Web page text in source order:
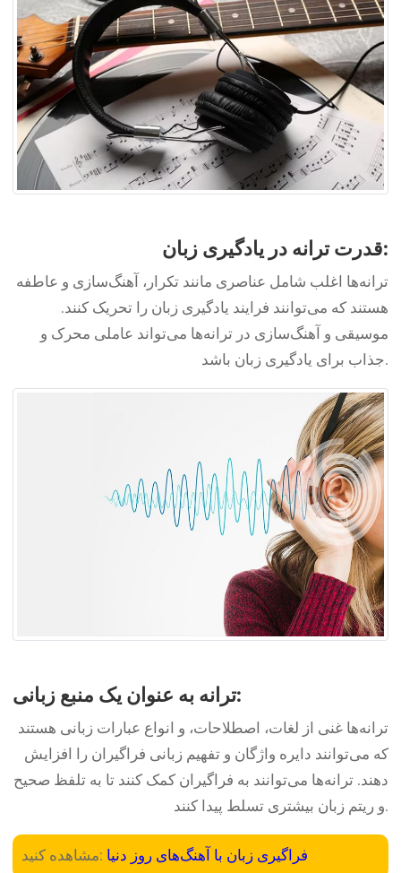
قدرت ترانه در یادگیری زبان:
ترانه‌ها اغلب شامل عناصری مانند تکرار، آهنگ‌سازی و عاطفه
هستند که می‌توانند فرایند یادگیری زبان را تحریک کنند.
موسیقی و آهنگ‌سازی در ترانه‌ها می‌تواند عاملی محرک و
جذاب برای یادگیری زبان باشد.
ترانه به عنوان یک منبع زبانی:
ترانه‌ها غنی از لغات، اصطلاحات، و انواع عبارات زبانی هستند
که می‌توانند دایره واژگان و تفهیم زبانی فراگیران را افزایش
دهند. ترانه‌ها می‌توانند به فراگیران کمک کنند تا به تلفظ صحیح
و ریتم زبان بیشتری تسلط پیدا کنند.
مشاهده کنید: فراگیری زبان با آهنگ‌های روز دنیا